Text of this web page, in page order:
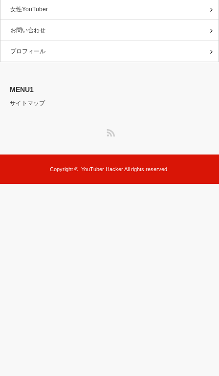
女性YouTuber
お問い合わせ
プロフィール
MENU1
サイトマップ
Copyright ©YouTuber HackerAll rights reserved.